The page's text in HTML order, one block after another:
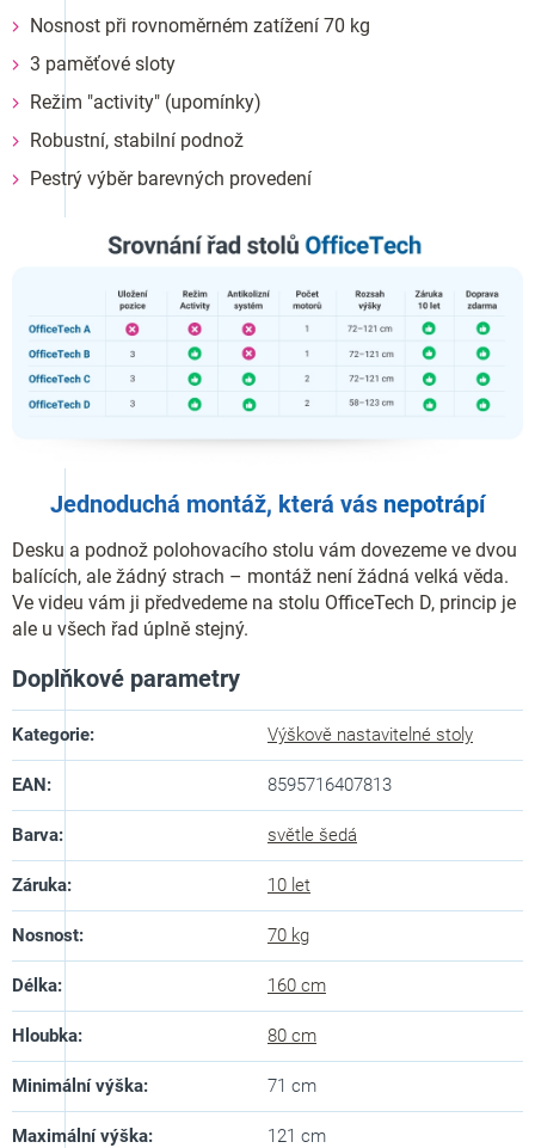
Nosnost při rovnoměrném zatížení 70 kg
3 paměťové sloty
Režim "activity" (upomínky)
Robustní, stabilní podnož
Pestrý výběr barevných provedení
Jednoduchá montáž, která vás nepotrápí
Desku a podnož polohovacího stolu vám dovezeme ve dvou
balících, ale žádný strach – montáž není žádná velká věda.
Ve videu vám ji předvedeme na stolu OfficeTech D, princip je
ale u všech řad úplně stejný.
Doplňkové parametry
Kategorie: Výškově nastavitelné stoly
EAN: 8595716407813
Barva: světle šedá
Záruka: 10 let
Nosnost: 70 kg
Délka: 160 cm
Hloubka: 80 cm
Minimální výška: 71 cm
Maximální výška: 121 cm